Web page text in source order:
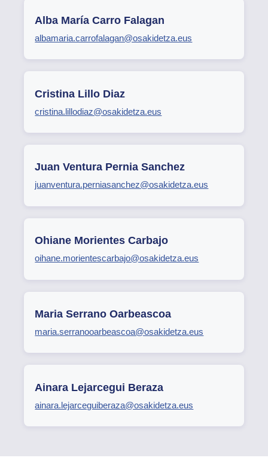
Alba María Carro Falagan
albamaria.carrofalagan@osakidetza.eus
Cristina Lillo Diaz
cristina.lillodiaz@osakidetza.eus
Juan Ventura Pernia Sanchez
juanventura.perniasanchez@osakidetza.eus
Ohiane Morientes Carbajo
oihane.morientescarbajo@osakidetza.eus
Maria Serrano Oarbeascoa
maria.serranooarbeascoa@osakidetza.eus
Ainara Lejarcegui Beraza
ainara.lejarceguiberaza@osakidetza.eus